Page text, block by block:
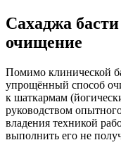
Сахаджа
очищение
Помимо клинической
упрощённый способ
к шаткармам
руководством
владения техникой
выполнить его не